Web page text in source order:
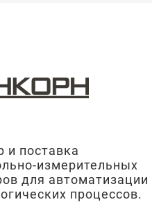
и поставка
измерительных
для автоматизации
процессов.